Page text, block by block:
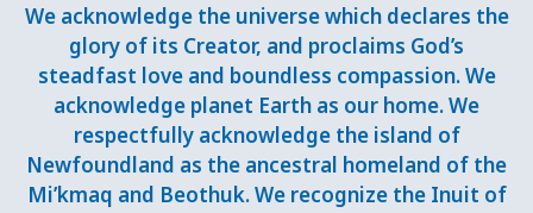
We acknowledge the universe which declares the
glory of its Creator, and proclaims God’s
steadfast love and boundless compassion. We
acknowledge planet Earth as our home. We
respectfully acknowledge the island of
Newfoundland as the ancestral homeland of the
Mi’kmaq and Beothuk. We recognize the Inuit of